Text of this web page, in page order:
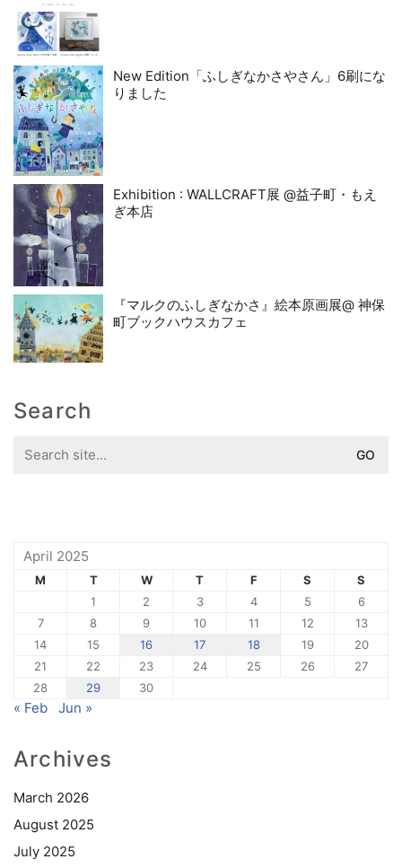
New Edition「ふしぎなかさやさん」6刷にな
りました
Exhibition : WALLCRAFT展 @益子町・もえ
ぎ本店
『マルクのふしぎなかさ』絵本原画展@ 神保
町ブックハウスカフェ
Search
for:
April 2025
M T W T F S
S
1
2 3 4 5
6
7
8 9 10 11 12
13
14
15 16 17 18 19
20
21
22 23 24 25 26
27
28
29 30
« Feb Jun »
Archives
March 2026
August 2025
July 2025